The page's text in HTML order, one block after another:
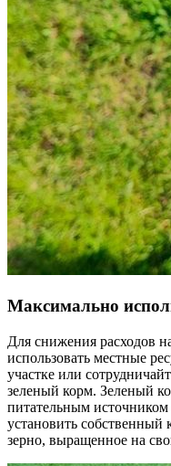
Максимально
Для снижения расходов
использовать местные
участке или
зеленый корм. Зеленый
питательным
установить собственный
зерно, выращенное на